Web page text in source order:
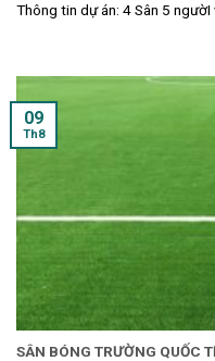
Thông tin dự án: 4 Sân 5
SÂN BÓNG TRƯỜNG QUỐC
09
Th8